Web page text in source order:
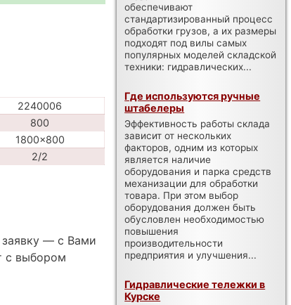
2240006
800
1800x800
2/2
заявку — с Вами
с выбором
обеспечивают
стандартизированный процесс
обработки грузов, а их размеры
подходят под вилы самых
популярных моделей складской
техники: гидравлических...
Где используются ручные
штабелеры
Эффективность работы склада
зависит от нескольких
факторов, одним из которых
является наличие
оборудования и парка средств
механизации для обработки
товара. При этом выбор
оборудования должен быть
обусловлен необходимостью
повышения
производительности
предприятия и улучшения...
Гидравлические тележки в
Курске